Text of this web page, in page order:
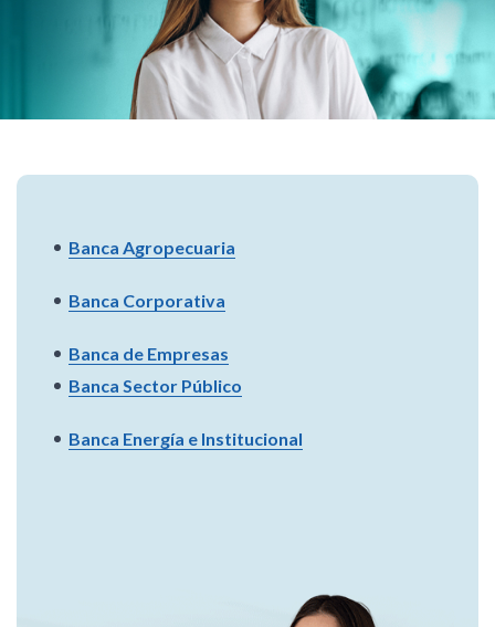
Banca Agropecuaria
Banca Corporativa
Banca de Empresas
Banca Sector Público
Banca Energía e Institucional